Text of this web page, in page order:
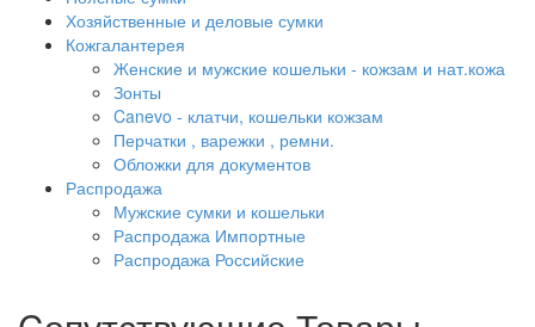
Хозяйственные и деловые сумки
Кожгалантерея
Женские и мужские кошельки - кожзам и нат.кожа
Зонты
Canevo - клатчи, кошельки кожзам
Перчатки , варежки , ремни.
Обложки для документов
Распродажа
Мужские сумки и кошельки
Распродажа Импортные
Распродажа Российские